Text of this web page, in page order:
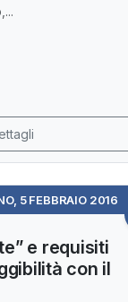
5 FEBBRAIO 2016
e requisiti
con il